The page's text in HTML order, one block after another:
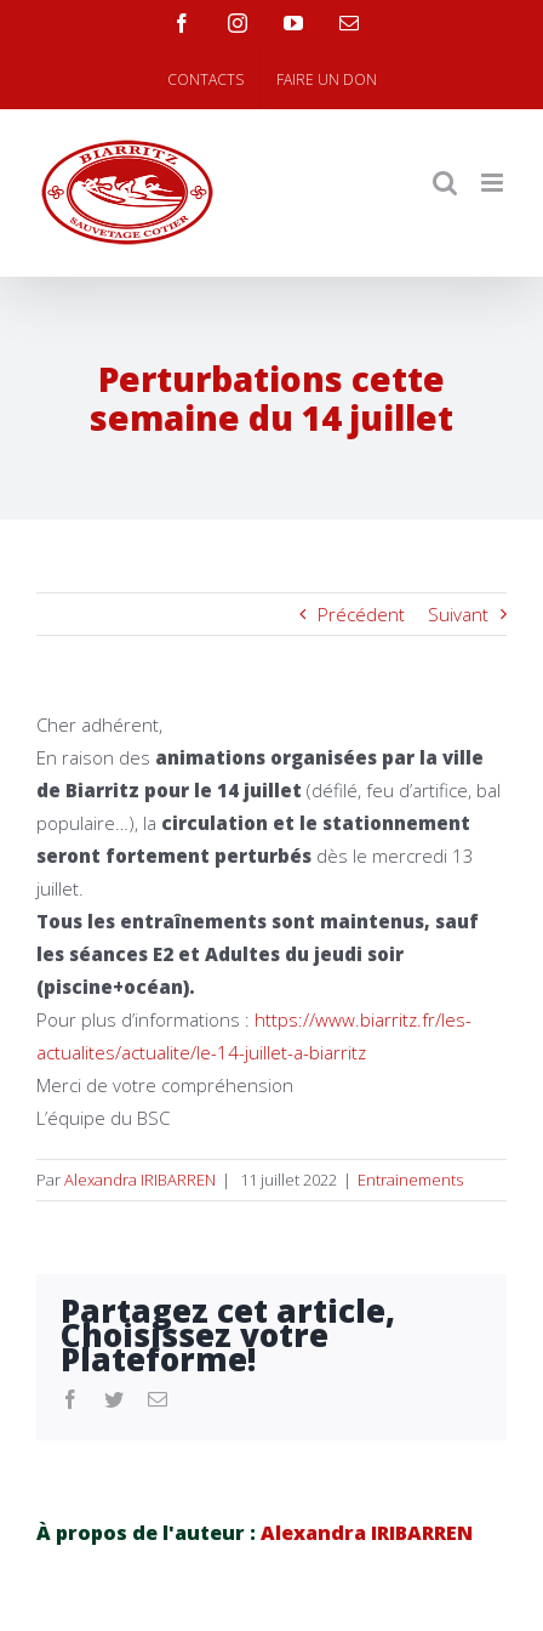
facebookinstagramyoutubeEmail
CONTACTS FAIRE UN DON
Perturbations cette
semaine du 14 juillet
Précédent Suivant
Cher adhérent,
En raison des animations organisées par la ville
de Biarritz pour le 14 juillet (défilé, feu d’artifice, bal
populaire…), la circulation et le stationnement
seront fortement perturbés dès le mercredi 13
juillet.
Tous les entraînements sont maintenus, sauf
les séances E2 et Adultes du jeudi soir
(piscine+océan).
Pour plus d’informations : https://www.biarritz.fr/les-
actualites/actualite/le-14-juillet-a-biarritz
Merci de votre compréhension
L’équipe du BSC
ParAlexandra IRIBARREN | 11 juillet 2022 | Entrainements
Partagez cet article,
Choisissez votre
Plateforme!
facebook
twitterEmail
À propos de l'auteur : Alexandra IRIBARREN